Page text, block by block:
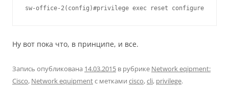
sw-office-2(config)#privilege exec reset configure
Ну вот пока что, в принципе, и все.
Запись опубликована 14.03.2015 в рубрике Network eqipment:
Cisco, Network equipmentс метками cisco,cli, privilege.